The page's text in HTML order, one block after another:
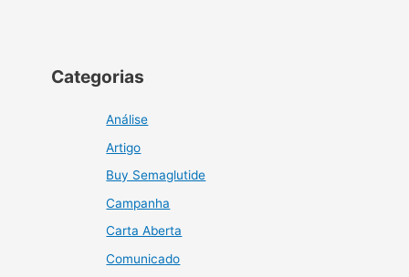
Categorias
Análise
Artigo
Buy Semaglutide
Campanha
Carta Aberta
Comunicado